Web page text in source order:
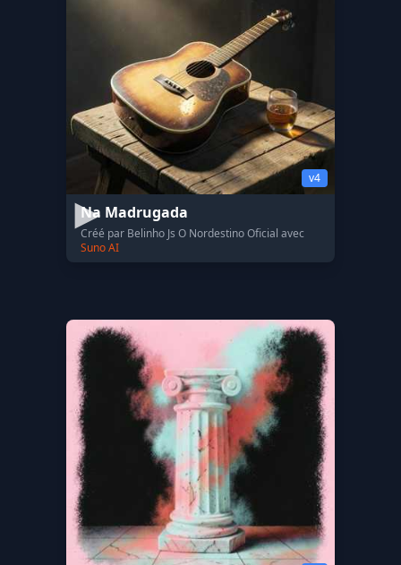
v4
Na Madrugada
Créé par Belinho Js O Nordestino Oficial avec
Suno AI